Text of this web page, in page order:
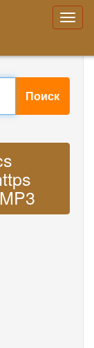
Поиск